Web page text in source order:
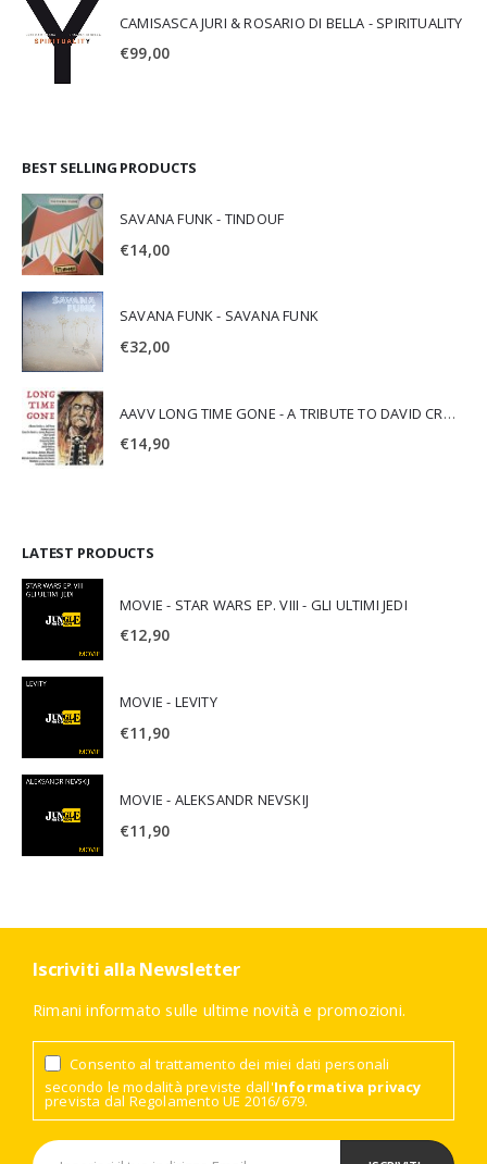
CAMISASCA JURI & ROSARIO DI BELLA - SPIRITUALITY
€99,00
BEST SELLING PRODUCTS
SAVANA FUNK - TINDOUF
€14,00
SAVANA FUNK - SAVANA FUNK
€32,00
AAVV LONG TIME GONE - A TRIBUTE TO DAVID CROSBY
€14,90
LATEST PRODUCTS
MOVIE - STAR WARS EP. VIII - GLI ULTIMI JEDI
€12,90
MOVIE - LEVITY
€11,90
MOVIE - ALEKSANDR NEVSKIJ
€11,90
Iscriviti alla Newsletter
Rimani informato sulle ultime novità e promozioni.
Consento al trattamento dei miei dati personali
secondo le modalità previste dall'Informativa privacy
prevista dal Regolamento UE 2016/679.